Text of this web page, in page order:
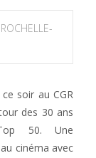
soir au CGR
des 30 ans
50. Une
cinéma avec